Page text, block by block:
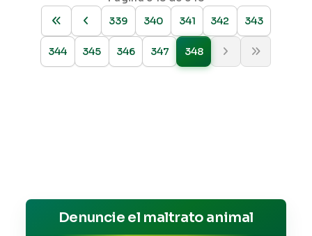
339
340 341 342 343
344 345 346 347 348
Denuncie el maltrato animal